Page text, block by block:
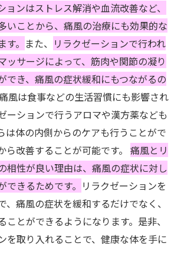
ョンはストレス解消や血流改善など、
いことから、痛風の治療にも効果的な
。 また、 リラクゼーションで行われ
ッサージによって、筋肉や関節の凝り
でき、痛風の症状緩和にもつながるの
風は食事などの生活習慣にも影響され
ーションで行うアロマや漢方薬なども
は体の内側からのケアも行うことがで
ら改善することが可能です。 痛風とリ
相性が良い理由は、痛風の症状に対し
きるためです。 リラクゼーションを
、痛風の症状を緩和するだけでなく、
ことができるようになります。是非、
を取り入れることで、健康な体を手に